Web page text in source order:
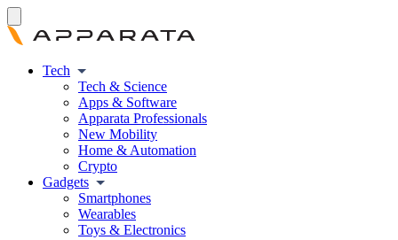
Tech
Tech & Science
Apps & Software
Apparata Professionals
New Mobility
Home & Automation
Crypto
Gadgets
Smartphones
Wearables
Toys & Electronics